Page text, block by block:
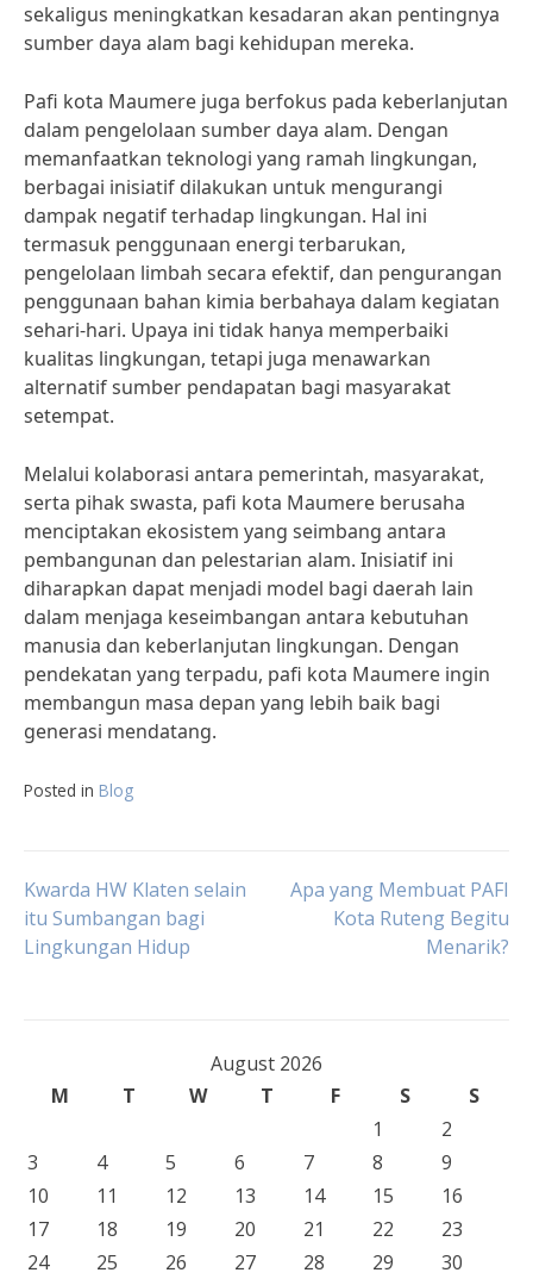
sekaligus meningkatkan kesadaran akan pentingnya
sumber daya alam bagi kehidupan mereka.
Pafi kota Maumere juga berfokus pada keberlanjutan
dalam pengelolaan sumber daya alam. Dengan
memanfaatkan teknologi yang ramah lingkungan,
berbagai inisiatif dilakukan untuk mengurangi
dampak negatif terhadap lingkungan. Hal ini
termasuk penggunaan energi terbarukan,
pengelolaan limbah secara efektif, dan pengurangan
penggunaan bahan kimia berbahaya dalam kegiatan
sehari-hari. Upaya ini tidak hanya memperbaiki
kualitas lingkungan, tetapi juga menawarkan
alternatif sumber pendapatan bagi masyarakat
setempat.
Melalui kolaborasi antara pemerintah, masyarakat,
serta pihak swasta, pafi kota Maumere berusaha
menciptakan ekosistem yang seimbang antara
pembangunan dan pelestarian alam. Inisiatif ini
diharapkan dapat menjadi model bagi daerah lain
dalam menjaga keseimbangan antara kebutuhan
manusia dan keberlanjutan lingkungan. Dengan
pendekatan yang terpadu, pafi kota Maumere ingin
membangun masa depan yang lebih baik bagi
generasi mendatang.
Posted in Blog
Post
navigation
Kwarda HW Klaten selain
itu Sumbangan bagi
Lingkungan Hidup
Apa yang Membuat PAFI
Kota Ruteng Begitu
Menarik?
August 2026
M
T W T F S
S
1
2
3
4 5 6 7 8
9
10
11 12 13 14 15
16
17
18 19 20 21 22
23
24
25 26 27 28 29
30